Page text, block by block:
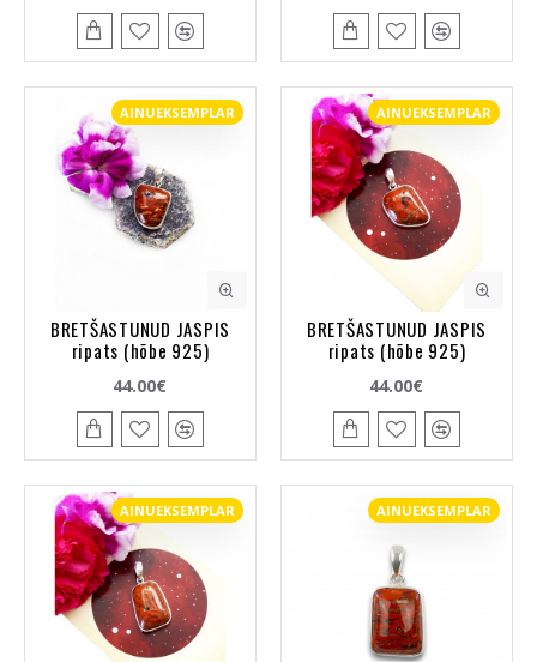
AINUEKSEMPLAR
BRETŠASTUNUD JASPIS
ripats (hõbe 925)
44.00€
AINUEKSEMPLAR
BRETŠASTUNUD JASPIS
ripats (hõbe 925)
44.00€
AINUEKSEMPLAR AINUEKSEMPLAR